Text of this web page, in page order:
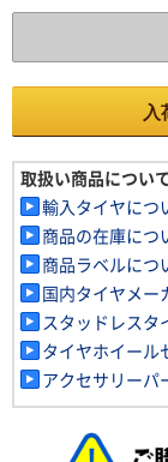
入
取扱い商品につい
輸入タイヤにつ
商品の在庫につ
商品ラベルにつ
国内タイヤメー
スタッドレスタ
タイヤホイール
アクセサリーパ